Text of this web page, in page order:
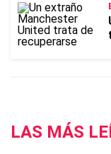
LAS MÁS